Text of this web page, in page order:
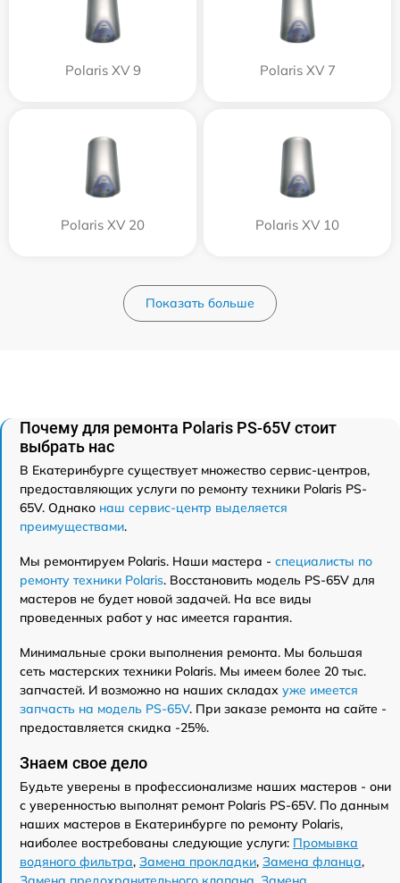
Polaris XV 9 Polaris XV 7
Polaris XV 20 Polaris XV 10
Показать больше
Почему для ремонта Polaris PS-65V стоит
выбрать нас
В Екатеринбурге существует множество сервис-центров,
предоставляющих услуги по ремонту техники Polaris PS-
65V. Однако наш сервис-центр выделяется
преимуществами.
Мы ремонтируем Polaris. Наши мастера - специалисты по
ремонту техники Polaris. Восстановить модель PS-65V для
мастеров не будет новой задачей. На все виды
проведенных работ у нас имеется гарантия.
Минимальные сроки выполнения ремонта. Мы большая
сеть мастерских техники Polaris. Мы имеем более 20 тыс.
запчастей. И возможно на наших складах уже имеется
запчасть на модель PS-65V. При заказе ремонта на сайте -
предоставляется скидка -25%.
Знаем свое дело
Будьте уверены в профессионализме наших мастеров - они
с уверенностью выполнят ремонт Polaris PS-65V. По данным
наших мастеров в Екатеринбурге по ремонту Polaris,
наиболее востребованы следующие услуги: Промывка
водяного фильтра, Замена прокладки, Замена фланца,